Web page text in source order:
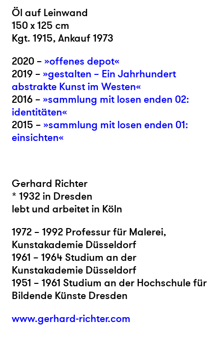
Öl auf Leinwand
150 x 125 cm
Kgt. 1915, Ankauf 1973
2020 – »offenes depot«
2019 – »gestalten – Ein Jahrhundert
abstrakte Kunst im Westen«
2016 – »sammlung mit losen enden 02:
identitäten«
2015 – »sammlung mit losen enden 01:
einsichten«
Gerhard Richter
* 1932 in Dresden
lebt und arbeitet in Köln
1972 – 1992 Professur für Malerei,
Kunstakademie Düsseldorf
1961 – 1964 Studium an der
Kunstakademie Düsseldorf
1951 – 1961 Studium an der Hochschule für
Bildende Künste Dresden
www.gerhard-richter.com